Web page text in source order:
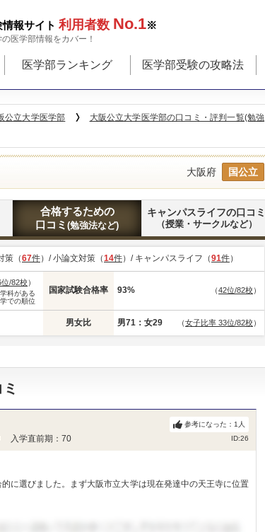
報サイト 利用者数 No.1※
医学部情報をカバー！
医学部ランキング 医学部受験の攻略法
公立大学医学部
大阪公立大学医学部の口コミ・評判一覧(勉強
大阪府 国公立
合格するための
口コミ (勉強法など)
キャンパスライフの口コミ
（授業・サークルなど）
策（67件）/ 小論文対策（14件）/ キャンパスライフ（91件）
位/82校）
科がある
での順位
国家試験合格率 93% （42位/82校）
男女比 男71：女29 （女子比率 33位/82校）
入学直前期：70 ID:26
参考になった： 1 人
に選びました。まず大阪市立大学は現在発達中の天王寺に位置